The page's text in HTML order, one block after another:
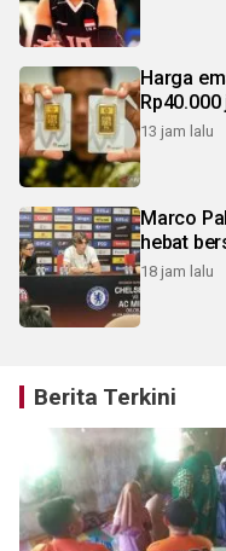
Harga
13 jam lalu
Marco
hebat
18 jam lalu
Berita Terkini